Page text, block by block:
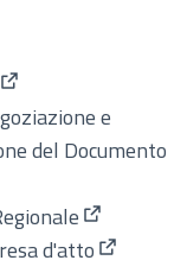
(Apre in una nuova
e
del Documento
scheda)
(Apre in
d'atto